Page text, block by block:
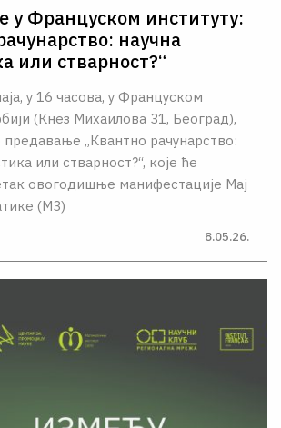
у Француском институту:
научна
или стварност?“
у 16 часова, у Француском
(Кнез Михаилова 31, Београд),
„Квантно рачунарство:
или стварност?“, које ће
овогодишње манифестације Мај
(М3)
8.05.26.